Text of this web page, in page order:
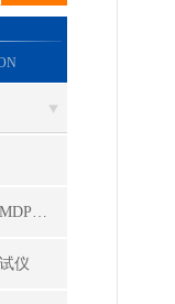
单晶和多晶硅片寿命测量仪(MDPmap)
仪